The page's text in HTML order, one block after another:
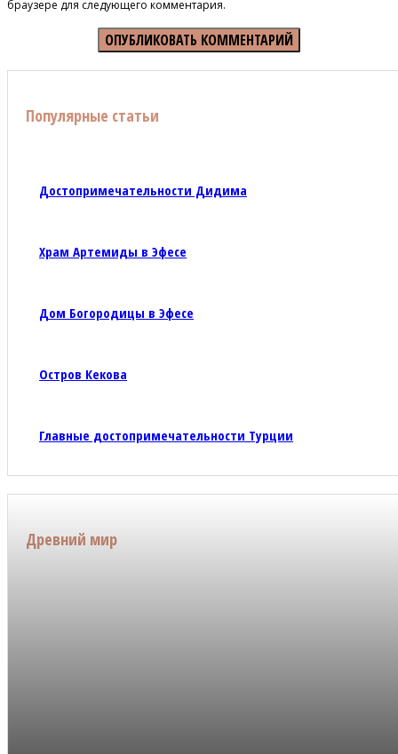
браузере для следующего комментария.
Популярные статьи
Достопримечательности Дидима
Храм Артемиды в Эфесе
Дом Богородицы в Эфесе
Остров Кекова
Главные достопримечательности Турции
Древний мир